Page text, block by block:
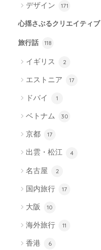
デザイン 171
心揺さぶるクリエイティブ
旅行話 118
イギリス 2
エストニア 17
ドバイ 1
ベトナム 30
京都 17
出雲・松江 4
名古屋 2
国内旅行 17
大阪 10
海外旅行 11
香港 6